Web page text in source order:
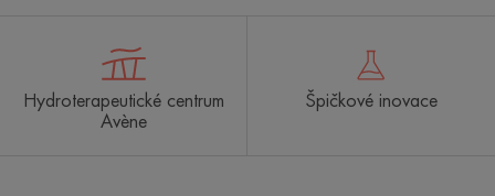
Hydroterapeutické centrum
Avène
Špičkové inovace